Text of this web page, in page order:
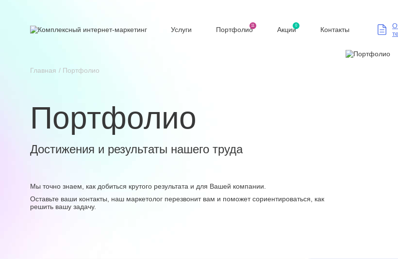
Услуги Портфолио
11
Акции
0
Контакты
Главная Портфолио
Портфолио
Достижения и результаты нашего труда
Мы точно знаем, как добиться крутого результата и для Вашей компании.
Оставьте ваши контакты, наш маркетолог перезвонит вам и поможет сориентироваться, как
решить вашу задачу.